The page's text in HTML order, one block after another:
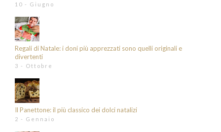
10 - Giugno
Regali di Natale: i doni più apprezzati sono quelli originali e
divertenti
3 - Ottobre
Il Panettone: il più classico dei dolci natalizi
2 - Gennaio